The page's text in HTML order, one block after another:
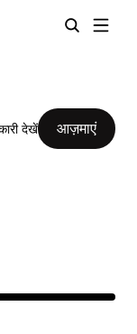
देखें आज़माएं